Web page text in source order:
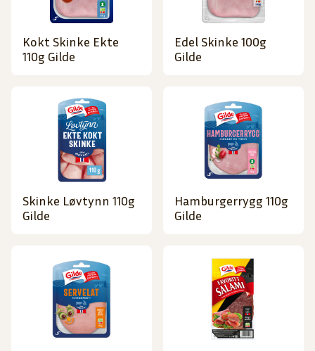
Kokt Skinke Ekte
110g Gilde
Edel Skinke 100g
Gilde
Skinke Løvtynn 110g
Gilde
Hamburgerrygg 110g
Gilde